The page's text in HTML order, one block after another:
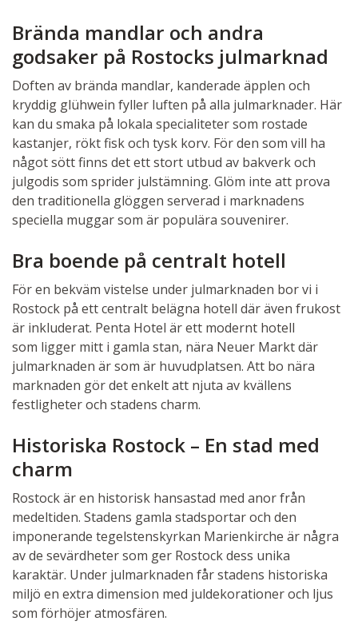
Brända mandlar och andra
godsaker på Rostocks julmarknad
Doften av brända mandlar, kanderade äpplen och
kryddig glühwein fyller luften på alla julmarknader. Här
kan du smaka på lokala specialiteter som rostade
kastanjer, rökt fisk och tysk korv. För den som vill ha
något sött finns det ett stort utbud av bakverk och
julgodis som sprider julstämning. Glöm inte att prova
den traditionella glöggen serverad i marknadens
speciella muggar som är populära souvenirer.
Bra boende på centralt hotell
För en bekväm vistelse under julmarknaden bor vi i
Rostock på ett centralt belägna hotell där även frukost
är inkluderat. Penta Hotel är ett modernt hotell
som ligger mitt i gamla stan, nära Neuer Markt där
julmarknaden är som är huvudplatsen. Att bo nära
marknaden gör det enkelt att njuta av kvällens
festligheter och stadens charm.
Historiska Rostock – En stad med
charm
Rostock är en historisk hansastad med anor från
medeltiden. Stadens gamla stadsportar och den
imponerande tegelstenskyrkan Marienkirche är några
av de sevärdheter som ger Rostock dess unika
karaktär. Under julmarknaden får stadens historiska
miljö en extra dimension med juldekorationer och ljus
som förhöjer atmosfären.